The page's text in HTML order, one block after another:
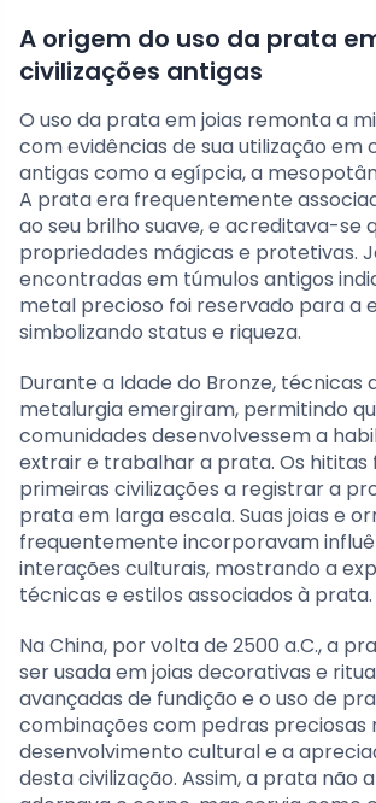
A origem do uso da prata
civilizações antigas
O uso da prata em joias remonta a
com evidências de sua utilização em
antigas como a egípcia, a
A prata era frequentemente
ao seu brilho suave, e acreditava-se
propriedades mágicas e protetivas.
encontradas em túmulos antigos
metal precioso foi reservado para a
simbolizando status e riqueza.
Durante a Idade do Bronze, técnicas
metalurgia emergiram, permitindo
comunidades desenvolvessem a
extrair e trabalhar a prata. Os hititas
primeiras civilizações a registrar a
prata em larga escala. Suas joias e
frequentemente incorporavam
interações culturais, mostrando a
técnicas e estilos associados à prata.
Na China, por volta de 2500 a.C., a
ser usada em joias decorativas e
avançadas de fundição e o uso de
combinações com pedras preciosas
desenvolvimento cultural e a
desta civilização. Assim, a prata não